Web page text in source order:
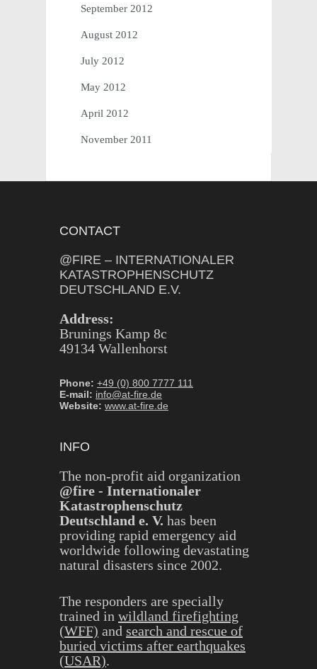
September 2012
August 2012
July 2012
May 2012
April 2012
November 2011
CONTACT
@FIRE – INTERNATIONALER
KATASTROPHENSCHUTZ
DEUTSCHLAND E.V.
Address:
Brunings Kamp 8c
49134 Wallenhorst
Phone: +49 (0) 800 7777 111
E-mail: info@at-fire.de
Website: www.at-fire.de
INFO
The non-profit aid organization
@fire - Internationaler
Katastrophenschutz
Deutschland e. V. has been
providing rapid emergency aid
worldwide following devastating
natural disasters since 2002.
The responders are specially
trained in wildland firefighting
(WFF) and search and rescue of
buried victims after earthquakes
(USAR).